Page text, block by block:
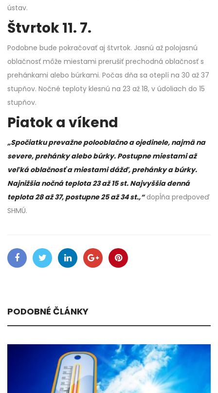
ústav.
Štvrtok 11. 7.
Podobne bude pokračovať aj štvrtok. Jasnú až polojasnú
oblačnosť môže miestami prerušiť prechodná oblačnosť s
prehánkami alebo búrkami. Počas dňa sa oteplí na 30 až 37
stupňov. Nočné teploty klesnú na 23 až 18, v údoliach do 15
stupňov.
Piatok a víkend
„Spočiatku prevažne polooblačno a ojedinele, najmä na
severe, prehánky alebo búrky. Postupne miestami až
veľká oblačnosť a miestami dážď, prehánky a búrky.
Najnižšia nočná teplota 23 až 15 st. Najvyššia denná
teplota 28 až 37, postupne 25 až 34 st.,“dopĺňa predpoveď
SHMÚ.
PODOBNÉ ČLÁNKY